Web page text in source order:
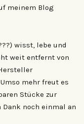
meinem Blog
wisst, lebe und
weit entfernt von
mehr freut es
Stücke zur
noch einmal an